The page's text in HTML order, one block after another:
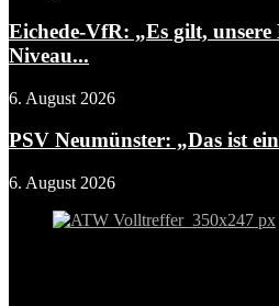
Eichede-VfR: „Es gilt,
Niveau...
6. August 2026
PSV Neumünster: „Das ist
6. August 2026